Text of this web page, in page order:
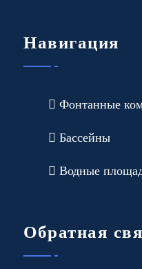
Навигация
Фонтанные
Бассейны
Водные
Обратная